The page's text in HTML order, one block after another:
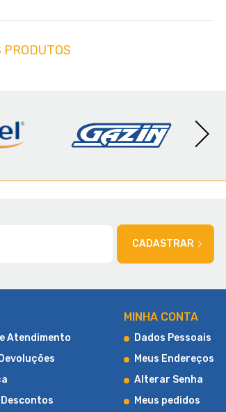
PRODUTOS
CADASTRAR
Atendimento
MINHA CONTA
Dados Pessoais
Meus Endereços
Alterar Senha
Meus pedidos